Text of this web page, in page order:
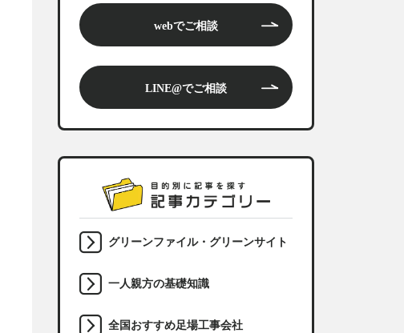
webでご相談
LINE@でご相談
グリーンファイル・グリーンサイト
一人親方の基礎知識
全国おすすめ足場工事会社